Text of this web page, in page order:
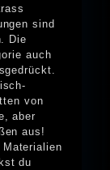
sind
Die
auch
von
aber
aus!
du